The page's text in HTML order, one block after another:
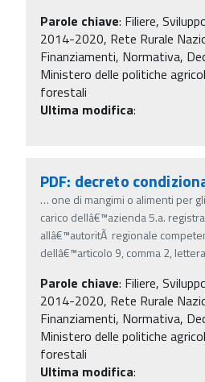
Parole chiave: Filiere,
2014-2020, Rete Rurale
Finanziamenti, Normativa,
Ministero delle politiche
forestali
Ultima modifica:
PDF: decreto
… one di mangimi o alimenti per
carico dellâ€™azienda 5.a.
allâ€™autoritÃ regionale
dellâ€™articolo 9, comma 2,
Parole chiave: Filiere,
2014-2020, Rete Rurale
Finanziamenti, Normativa,
Ministero delle politiche
forestali
Ultima modifica: